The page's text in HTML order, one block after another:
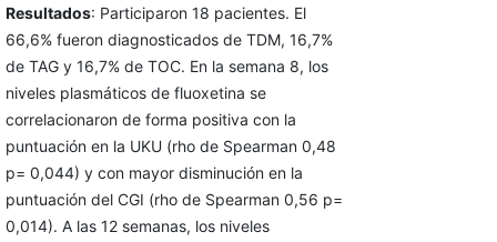
Resultados: Participaron 18 pacientes. El
66,6% fueron diagnosticados de TDM, 16,7%
de TAG y 16,7% de TOC. En la semana 8, los
niveles plasmáticos de fluoxetina se
correlacionaron de forma positiva con la
puntuación en la UKU (rho de Spearman 0,48
p= 0,044) y con mayor disminución en la
puntuación del CGI (rho de Spearman 0,56 p=
0,014). A las 12 semanas, los niveles